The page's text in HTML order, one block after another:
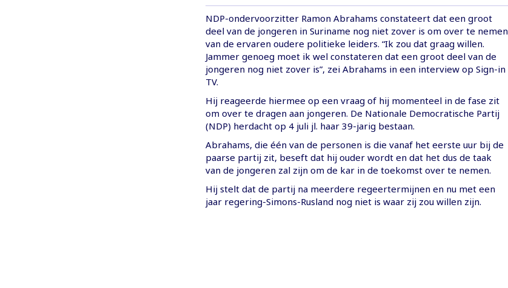
NDP-ondervoorzitter Ramon Abrahams constateert dat een groot
deel van de jongeren in Suriname nog niet zover is om over te nemen
van de ervaren oudere politieke leiders. “Ik zou dat graag willen.
Jammer genoeg moet ik wel constateren dat een groot deel van de
jongeren nog niet zover is”, zei Abrahams in een interview op Sign-in
TV.
Hij reageerde hiermee op een vraag of hij momenteel in de fase zit
om over te dragen aan jongeren. De Nationale Democratische Partij
(NDP) herdacht op 4 juli jl. haar 39-jarig bestaan.
Abrahams, die één van de personen is die vanaf het eerste uur bij de
paarse partij zit, beseft dat hij ouder wordt en dat het dus de taak
van de jongeren zal zijn om de kar in de toekomst over te nemen.
Hij stelt dat de partij na meerdere regeertermijnen en nu met een
jaar regering-Simons-Rusland nog niet is waar zij zou willen zijn.